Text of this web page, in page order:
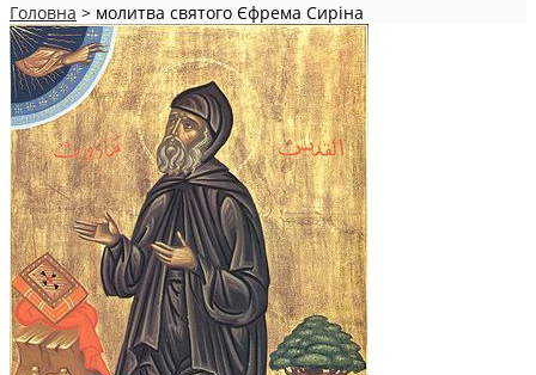
Головна > молитва святого Єфрема Сиріна